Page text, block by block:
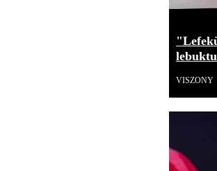
VISZONY